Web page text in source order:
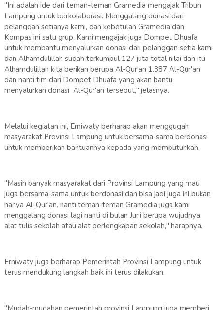
"Ini adalah ide dari teman-teman Gramedia mengajak Tribun
Lampung untuk berkolaborasi. Menggalang donasi dari
pelanggan setianya kami, dan kebetulan Gramedia dan
Kompas ini satu grup. Kami mengajak juga Dompet Dhuafa
untuk membantu menyalurkan donasi dari pelanggan setia kami
dan Alhamdulillah sudah terkumpul 127 juta total nilai dan itu
Alhamdulillah kita berikan berupa Al-Qur'an 1.387 Al-Qur'an
dan nanti tim dari Dompet Dhuafa yang akan bantu
menyalurkan donasi Al-Qur'an tersebut," jelasnya.
Melalui kegiatan ini, Erniwaty berharap akan menggugah
masyarakat Provinsi Lampung untuk bersama-sama berdonasi
untuk memberikan bantuannya kepada yang membutuhkan.
"Masih banyak masyarakat dari Provinsi Lampung yang mau
juga bersama-sama untuk berdonasi dan bisa jadi juga ini bukan
hanya Al-Qur'an, nanti teman-teman Gramedia juga kami
menggalang donasi lagi nanti di bulan Juni berupa wujudnya
alat tulis sekolah atau alat perlengkapan sekolah," harapnya.
Erniwaty juga berharap Pemerintah Provinsi Lampung untuk
terus mendukung langkah baik ini terus dilakukan.